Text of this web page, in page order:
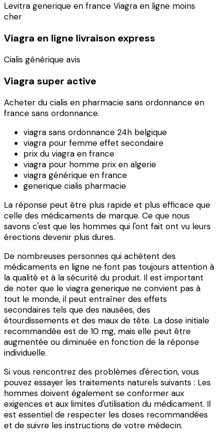
Levitra generique en france Viagra en ligne moins
cher
Viagra en ligne livraison express
Cialis générique avis
Viagra super active
Acheter du cialis en pharmacie sans ordonnance en
france sans ordonnance.
viagra sans ordonnance 24h belgique
viagra pour femme effet secondaire
prix du viagra en france
viagra pour homme prix en algerie
viagra générique en france
generique cialis pharmacie
La réponse peut être plus rapide et plus efficace que
celle des médicaments de marque. Ce que nous
savons c'est que les hommes qui l'ont fait ont vu leurs
érections devenir plus dures.
De nombreuses personnes qui achètent des
médicaments en ligne ne font pas toujours attention à
la qualité et à la sécurité du produit. Il est important
de noter que le viagra generique ne convient pas à
tout le monde, il peut entraîner des effets
secondaires tels que des nausées, des
étourdissements et des maux de tête. La dose initiale
recommandée est de 10 mg, mais elle peut être
augmentée ou diminuée en fonction de la réponse
individuelle.
Si vous rencontrez des problèmes d'érection, vous
pouvez essayer les traitements naturels suivants : Les
hommes doivent également se conformer aux
exigences et aux limites d'utilisation du médicament. Il
est essentiel de respecter les doses recommandées
et de suivre les instructions de votre médecin.